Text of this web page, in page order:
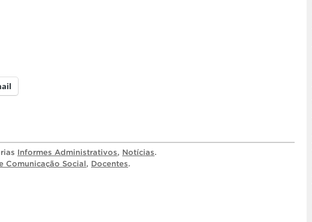
Informes Administrativos, Notícias.
Comunicação Social, Docentes.